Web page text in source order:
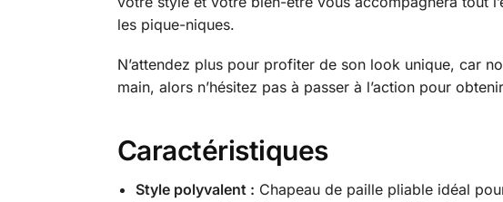
les pique-niques.
N’attendez plus pour profiter de son look unique, car
main, alors n’hésitez pas à passer à l’action pour
Caractéristiques
Style polyvalent : Chapeau de paille pliable idéal